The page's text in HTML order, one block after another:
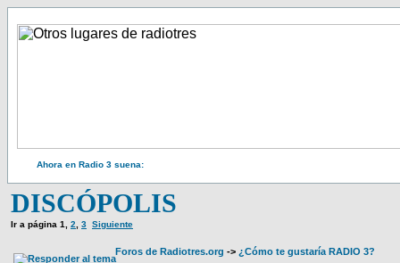
Ahora en Radio 3 suena:
DISCÓPOLIS
Ir a página 1 2 3 Siguiente
Foros de Radiotres.org -> ¿Cómo te gustaría RADIO 3?